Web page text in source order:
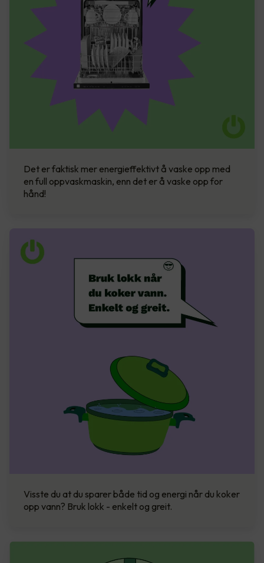
Det er faktisk mer energieffektivt å vaske opp med
en full oppvaskmaskin, enn det er å vaske opp for
hånd!
Visste du at du sparer både tid og energi når du koker
opp vann? Bruk lokk - enkelt og greit.